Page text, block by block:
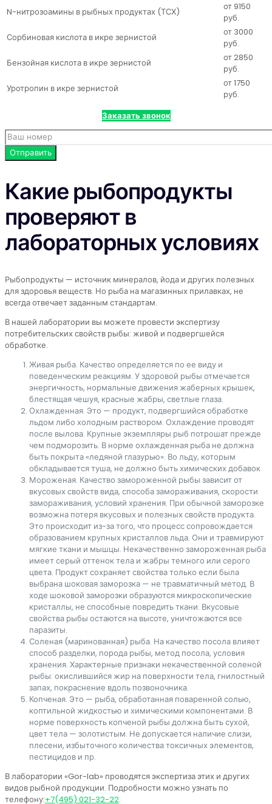
N-нитрозоамины в рыбных продуктах (ТСХ)
от 9150
руб.
Сорбиновая кислота в икре зернистой
от 3000
руб.
Бензойная кислота в икре зернистой
от 2850
руб.
Уротропин в икре зернистой
от 1750
руб.
Заказать звонок
Какие рыбопродукты
проверяют в
лабораторных условиях
Рыбопродукты — источник минералов, йода и других полезных
для здоровья веществ. Но рыба на магазинных прилавках, не
всегда отвечает заданным стандартам.
В нашей лаборатории вы можете провести экспертизу
потребительских свойств рыбы: живой и подвергшейся
обработке.
Живая рыба. Качество определяется по ее виду и
поведенческим реакциям. У здоровой рыбы отмечается
энергичность, нормальные движения жаберных крышек,
блестящая чешуя, красные жабры, светлые глаза.
Охлажденная. Это — продукт, подвергшийся обработке
льдом либо холодным раствором. Охлаждение проводят
после вылова. Крупные экземпляры рыб потрошат прежде
чем подморозить. В норме охлажденная рыба не должна
быть покрыта «ледяной глазурью». Во льду, которым
обкладывается туша, не должно быть химических добавок
Мороженая. Качество замороженной рыбы зависит от
вкусовых свойств вида, способа замораживания, скорости
замораживания, условий хранения. При обычной заморозке
возможна потеря вкусовых и полезных свойств продукта.
Это происходит из-за того, что процесс сопровождается
образованием крупных кристаллов льда. Они и травмируют
мягкие ткани и мышцы. Некачественно замороженная рыба
имеет серый оттенок тела и жабры темного или серого
цвета. Продукт сохраняет свойства только если была
выбрана шоковая заморозка — не травматичный метод. В
ходе шоковой заморозки образуются микроскопические
кристаллы, не способные повредить ткани. Вкусовые
свойства рыбы остаются на высоте, уничтожаются все
паразиты.
Соленая (маринованная) рыба. На качество посола влияет
способ разделки, порода рыбы, метод посола, условия
хранения. Характерные признаки некачественной соленой
рыбы: окислившийся жир на поверхности тела, гнилостный
запах, покраснение вдоль позвоночника.
Копченая. Это — рыба, обработанная поваренной солью,
коптильной жидкостью и химическими компонентами. В
норме поверхность копченой рыбы должна быть сухой,
цвет тела — золотистым. Не допускается наличие слизи,
плесени, избыточного количества токсичных элементов,
пестицидов и пр.
В лаборатории «Gor-lab» проводятся экспертиза этих и других
видов рыбной продукции. Подробности можно узнать по
телефону:+7(495) 021-32-22.